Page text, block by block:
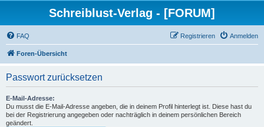
Schreiblust-Verlag - [FORUM]
FAQ Anmelden
Registrieren
Foren-Übersicht
Passwort zurücksetzen
E-Mail-Adresse:
Du musst die E-Mail-Adresse angeben, die in deinem Profil hinterlegt ist. Diese hast du
bei der Registrierung angegeben oder nachträglich in deinem persönlichen Bereich
geändert.